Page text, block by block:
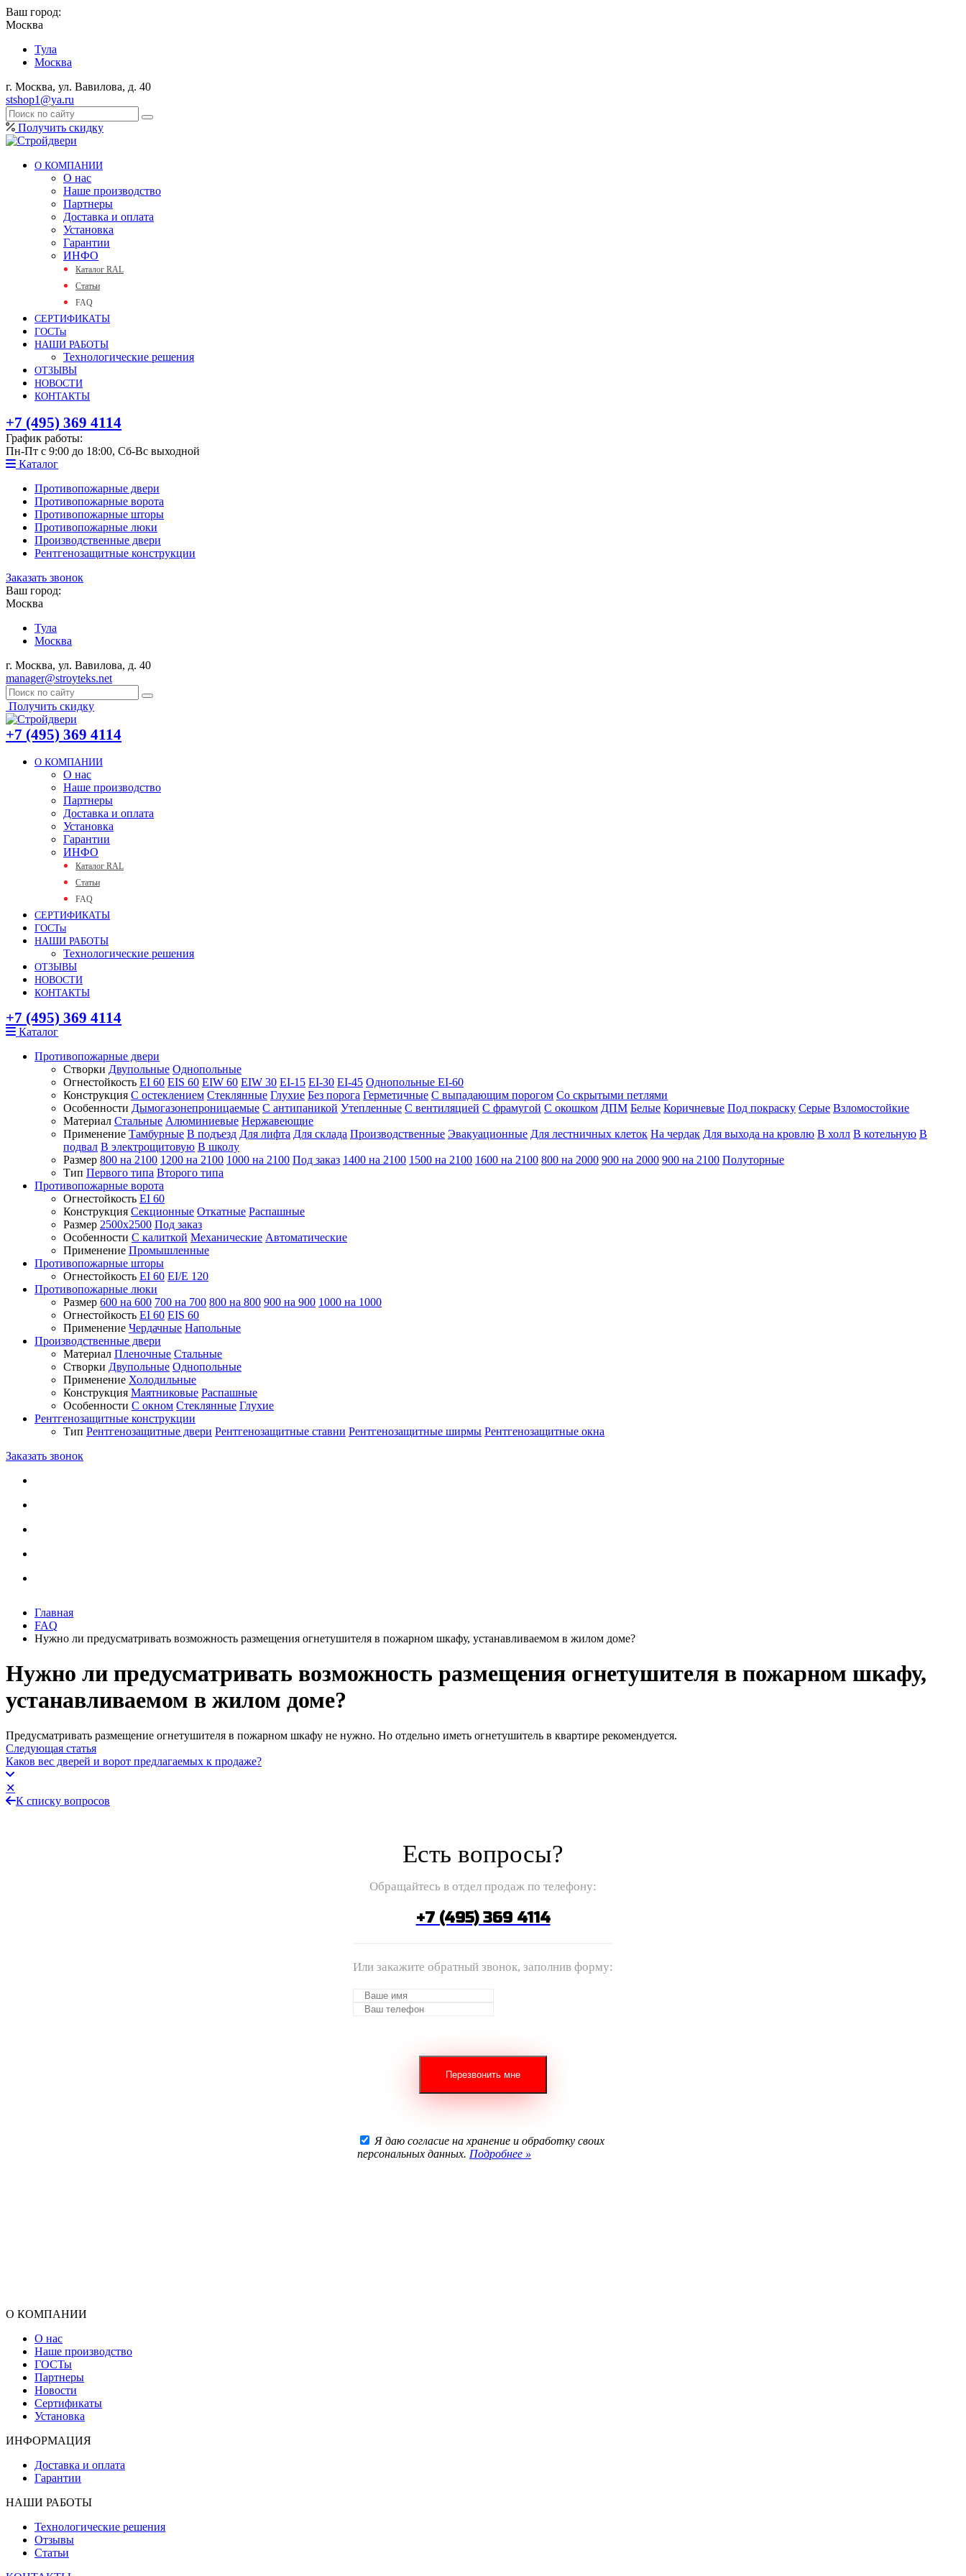
Ваш город:
Москва
Тула
Москва
г. Москва, ул. Вавилова, д. 40
stshop1@ya.ru
Получить скидку
О КОМПАНИИ
О нас
Наше производство
Партнеры
Доставка и оплата
Установка
Гарантии
ИНФО
Каталог RAL
Статьи
FAQ
СЕРТИФИКАТЫ
ГОСТы
НАШИ РАБОТЫ
Технологические решения
ОТЗЫВЫ
НОВОСТИ
КОНТАКТЫ
+7 (495) 369 4114
График работы:
Пн-Пт с 9:00 до 18:00, Сб-Вс выходной
Каталог
Противопожарные двери
Противопожарные ворота
Противопожарные шторы
Противопожарные люки
Производственные двери
Рентгенозащитные конструкции
Заказать звонок
Ваш город:
Москва
Тула
Москва
г. Москва, ул. Вавилова, д. 40
manager@stroyteks.net
Получить скидку
+7 (495) 369 4114
О КОМПАНИИ
О нас
Наше производство
Партнеры
Доставка и оплата
Установка
Гарантии
ИНФО
Каталог RAL
Статьи
FAQ
СЕРТИФИКАТЫ
ГОСТы
НАШИ РАБОТЫ
Технологические решения
ОТЗЫВЫ
НОВОСТИ
КОНТАКТЫ
+7 (495) 369 4114
Каталог
Противопожарные двери
Створки Двупольные Однопольные
Огнестойкость EI 60 EIS 60 EIW 60 EIW 30 EI-15 EI-30 EI-45 Однопольные EI-60
Конструкция С остеклением Стеклянные Глухие Без порога Герметичные С выпадающим порогом Со скрытыми петлями
Особенности Дымогазонепроницаемые С антипаникой Утепленные С вентиляцией С фрамугой С окошком ДПМ Белые Коричневые Под покраску Серые Взломостойкие
Материал Стальные Алюминиевые Нержавеющие
Применение Тамбурные В подъезд Для лифта Для склада Производственные Эвакуационные Для лестничных клеток На чердак Для выхода на кровлю В холл В котельную В
подвал В электрощитовую В школу
Размер 800 на 2100 1200 на 2100 1000 на 2100 Под заказ 1400 на 2100 1500 на 2100 1600 на 2100 800 на 2000 900 на 2000 900 на 2100 Полуторные
Тип Первого типа Второго типа
Противопожарные ворота
Огнестойкость EI 60
Конструкция Секционные Откатные Распашные
Размер 2500x2500 Под заказ
Особенности С калиткой Механические Автоматические
Применение Промышленные
Противопожарные шторы
Огнестойкость EI 60 EI/E 120
Противопожарные люки
Размер 600 на 600 700 на 700 800 на 800 900 на 900 1000 на 1000
Огнестойкость EI 60 EIS 60
Применение Чердачные Напольные
Производственные двери
Материал Пленочные Стальные
Створки Двупольные Однопольные
Применение Холодильные
Конструкция Маятниковые Распашные
Особенности С окном Стеклянные Глухие
Рентгенозащитные конструкции
Тип Рентгенозащитные двери Рентгенозащитные ставни Рентгенозащитные ширмы Рентгенозащитные окна
Заказать звонок
Главная
FAQ
Нужно ли предусматривать возможность размещения огнетушителя в пожарном шкафу, устанавливаемом в жилом доме?
Нужно ли предусматривать возможность размещения огнетушителя в пожарном шкафу,
устанавливаемом в жилом доме?
Предусматривать размещение огнетушителя в пожарном шкафу не нужно. Но отдельно иметь огнетушитель в квартире рекомендуется.
Следующая статья
Каков вес дверей и ворот предлагаемых к продаже?
✕
К списку вопросов
Есть вопросы?
Обращайтесь в отдел продаж по телефону:
+7 (495) 369 4114
Или закажите обратный звонок, заполнив форму:
Я даю согласие на хранение и обработку своих
персональных данных. Подробнее »
О КОМПАНИИ
О нас
Наше производство
ГОСТы
Партнеры
Новости
Сертификаты
Установка
ИНФОРМАЦИЯ
Доставка и оплата
Гарантии
НАШИ РАБОТЫ
Технологические решения
Отзывы
Статьи